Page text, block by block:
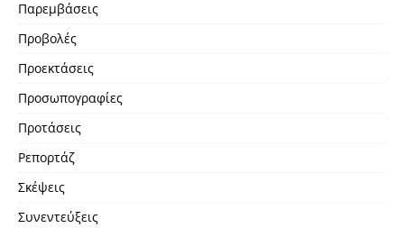
Παρεμβάσεις
Προβολές
Προεκτάσεις
Προσωπογραφίες
Προτάσεις
Ρεπορτάζ
Σκέψεις
Συνεντεύξεις